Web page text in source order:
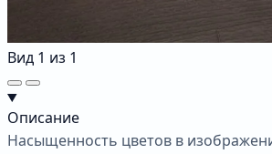
Вид 1 из 1
Описание
Насыщенность цветов в